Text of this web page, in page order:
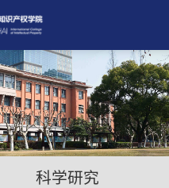
科学研究